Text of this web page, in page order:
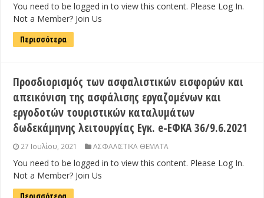
You need to be logged in to view this content. Please Log In.
Not a Member? Join Us
Περισσότερα
Προσδιορισμός των ασφαλιστικών εισφορών και
απεικόνιση της ασφάλισης εργαζομένων και
εργοδοτών τουριστικών καταλυμάτων
δωδεκάμηνης λειτουργίας Εγκ. e-ΕΦΚΑ 36/9.6.2021
27 Ιουλίου, 2021 ΑΣΦΑΛΙΣΤΙΚΑ ΘΕΜΑΤΑ
You need to be logged in to view this content. Please Log In.
Not a Member? Join Us